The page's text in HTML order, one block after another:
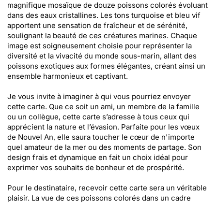
magnifique mosaïque de douze poissons colorés évoluant
dans des eaux cristallines. Les tons turquoise et bleu vif
apportent une sensation de fraîcheur et de sérénité,
soulignant la beauté de ces créatures marines. Chaque
image est soigneusement choisie pour représenter la
diversité et la vivacité du monde sous-marin, allant des
poissons exotiques aux formes élégantes, créant ainsi un
ensemble harmonieux et captivant.
Je vous invite à imaginer à qui vous pourriez envoyer
cette carte. Que ce soit un ami, un membre de la famille
ou un collègue, cette carte s’adresse à tous ceux qui
apprécient la nature et l’évasion. Parfaite pour les vœux
de Nouvel An, elle saura toucher le cœur de n'importe
quel amateur de la mer ou des moments de partage. Son
design frais et dynamique en fait un choix idéal pour
exprimer vos souhaits de bonheur et de prospérité.
Pour le destinataire, recevoir cette carte sera un véritable
plaisir. La vue de ces poissons colorés dans un cadre